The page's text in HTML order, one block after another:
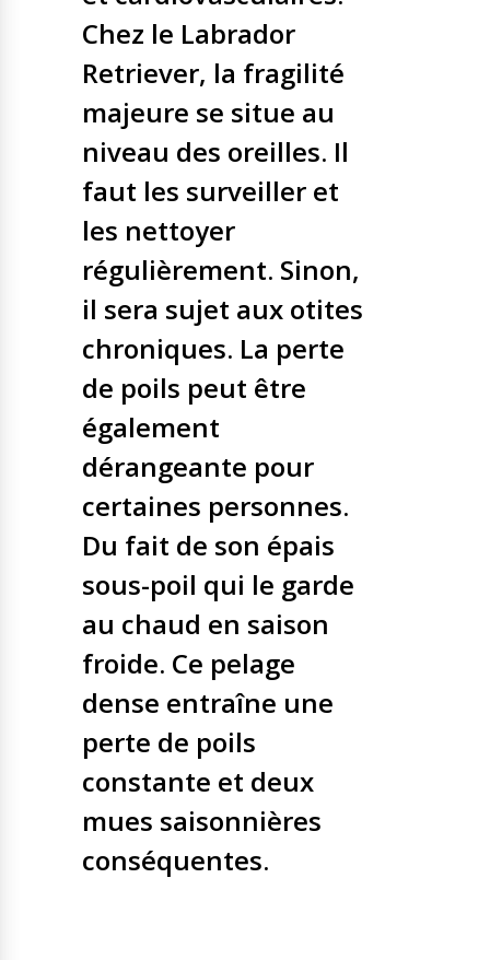
Chez le Labrador
Retriever, la fragilité
majeure se situe au
niveau des oreilles. Il
faut les surveiller et
les nettoyer
régulièrement. Sinon,
il sera sujet aux otites
chroniques. La perte
de poils peut être
également
dérangeante pour
certaines personnes.
Du fait de son épais
sous-poil qui le garde
au chaud en saison
froide. Ce pelage
dense entraîne une
perte de poils
constante et deux
mues saisonnières
conséquentes.